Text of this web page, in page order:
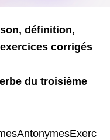
définition,
corrigés
du troisième
AntonymesExerc